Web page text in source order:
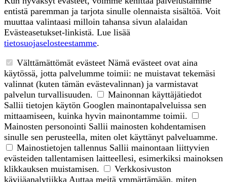
entistä paremman ja tarjota sinulle olennaista sisältöä. Voit
muuttaa valintaasi milloin tahansa sivun alalaidan
Evästeasetukset-linkistä. Lue lisää
tietosuojaselosteestamme.
Välttämättömät evästeet Nämä evästeet ovat aina
käytössä, jotta palvelumme toimii: ne muistavat tekemäsi
valinnat (kuten tämän evästevalinnan) ja varmistavat
palvelun turvallisuuden.
Mainonnan käyttäjätiedot
Sallii tietojen käytön Googlen mainontapalveluissa sen
mittaamiseen, kuinka hyvin mainontamme toimii.
Mainosten personointi Sallii mainosten kohdentamisen
sinulle sen perusteella, miten olet käyttänyt palveluamme.
Mainostietojen tallennus Sallii mainontaan liittyvien
evästeiden tallentamisen laitteellesi, esimerkiksi mainoksen
klikkauksen muistamisen.
Verkkosivuston
kävijäanalytiikka Auttaa meitä ymmärtämään, miten